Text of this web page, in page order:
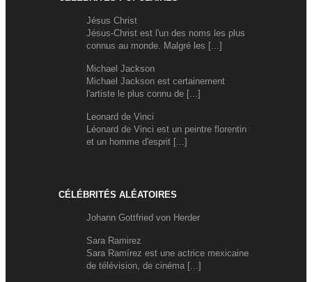
Jésus Christ
Jésus-Christ est l'un des noms les plus
connus au monde. Malgré les [...]
Michael Jackson
Michael Jackson est certainement
l'artiste le plus connu de [...]
Leonard de Vinci
Léonard de Vinci est un peintre florentin
et un homme d'esprit [...]
CÉLÉBRITÉS ALÉATOIRES
Johann Gottfried von Herder
Sara Ramirez
Sara Ramírez est une actrice mexicaine
de télévision, de cinéma [...]